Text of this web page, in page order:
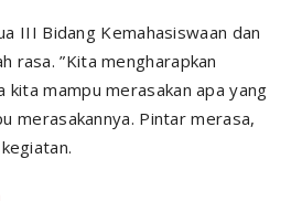
III Bidang Kemahasiswaan dan
rasa. ”Kita mengharapkan
mampu merasakan apa yang
merasakannya. Pintar merasa,